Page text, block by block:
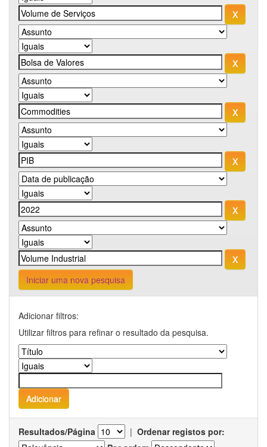
Iniciar uma nova pesquisa
Adicionar filtros:
Utilizar filtros para refinar o resultado da pesquisa.
Resultados/Página | Ordenar registos por: